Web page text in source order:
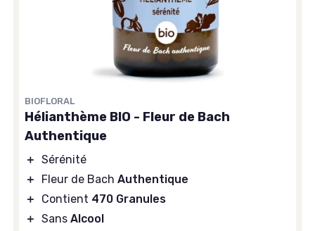
BIOFLORAL
Hélianthème BIO - Fleur de Bach
Authentique
＋ Sérénité
＋
Fleur de Bach Authentique
＋
Contient 470 Granules
＋ Sans Alcool